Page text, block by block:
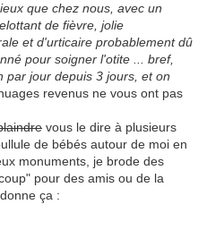
que chez nous, avec un
de fièvre, jolie
et d'urticaire probablement dû
pour soigner l'otite ... bref,
par jour depuis 3 jours, et on
revenus ne vous ont pas
vous le dire à plusieurs
de bébés autour de moi en
monuments, je brode des
pour des amis ou de la
ça :